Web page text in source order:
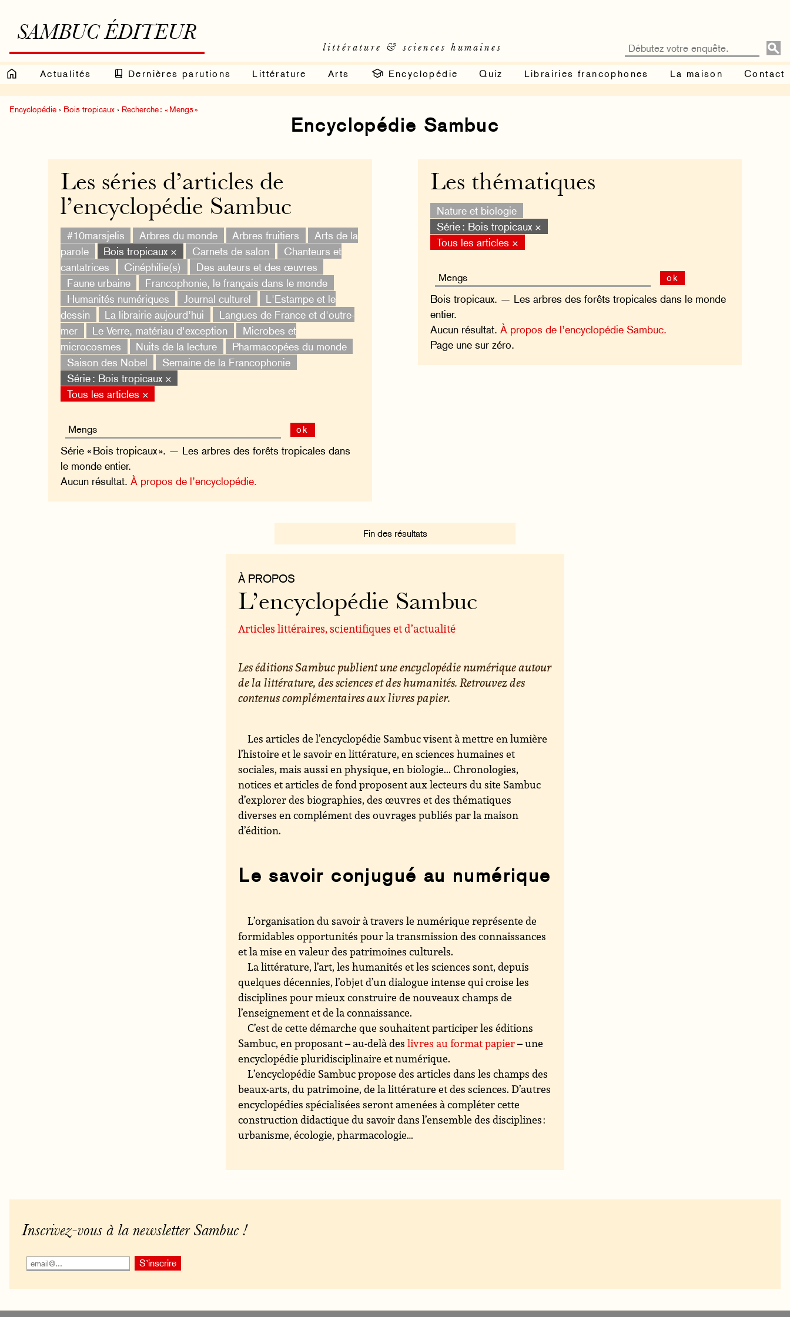
SAMBUC ÉDITEUR
littérature & sciences humaines
Actualités Dernières parutions Littérature Arts Encyclopédie Quiz Librairies francophones La maison Contact
Encyclopédie › Bois tropicaux › Recherche : « Mengs »
Encyclopédie Sambuc
Les thématiques
Nature et biologie
Série : Bois tropicaux ×
Tous les articles ×
ok
Bois tropicaux. — Les arbres des forêts tropicales dans le monde
entier.
Aucun résultat.À propos de l’encyclopédie Sambuc.
Page une sur zéro.
Les séries d’articles de
l’encyclopédie Sambuc
#10marsjelis Arbres du monde Arbres fruitiers
Arts de la
parole
Bois tropicaux × Carnets de salon
Chanteurs et
cantatrices
Cinéphilie(s)
Des auteurs et des œuvres
Faune urbaine
Francophonie, le français dans le monde
Humanités numériques
Journal culturel
L'Estampe et le
dessin
La librairie aujourd’hui
Langues de France et d'outre-
mer
Le Verre, matériau d'exception
Microbes et
microcosmes
Nuits de la lecture
Pharmacopées du monde
Saison des Nobel
Semaine de la Francophonie
Série : Bois tropicaux ×
Tous les articles ×
ok
Série « Bois tropicaux ». — Les arbres des forêts tropicales dans
le monde entier.
Aucun résultat.À propos de l’encyclopédie.
Fin des résultats
À PROPOS
L’encyclopédie Sambuc
Articles littéraires, scientifiques et d’actualité
Les éditions Sambuc publient une encyclopédie numérique autour
de la littérature, des sciences et des humanités. Retrouvez des
contenus complémentaires aux livres papier.
Les articles de l’encyclopédie Sambuc visent à mettre en lumière
l’histoire et le savoir en littérature, en sciences humaines et
sociales, mais aussi en physique, en biologie... Chronologies,
notices et articles de fond proposent aux lecteurs du site Sambuc
d’explorer des biographies, des œuvres et des thématiques
diverses en complément des ouvrages publiés par la maison
d’édition.
Le savoir conjugué au numérique
L’organisation du savoir à travers le numérique représente de
formidables opportunités pour la transmission des connaissances
et la mise en valeur des patrimoines culturels.
La littérature, l’art, les humanités et les sciences sont, depuis
quelques décennies, l’objet d’un dialogue intense qui croise les
disciplines pour mieux construire de nouveaux champs de
l’enseignement et de la connaissance.
C’est de cette démarche que souhaitent participer les éditions
Sambuc, en proposant – au-delà deslivres au format papier– une
encyclopédie pluridisciplinaire et numérique.
L’encyclopédie Sambuc propose des articles dans les champs des
beaux-arts, du patrimoine, de la littérature et des sciences. D’autres
encyclopédies spécialisées seront amenées à compléter cette
construction didactique du savoir dans l’ensemble des disciplines :
urbanisme, écologie, pharmacologie…
Inscrivez-vous à la newsletter Sambuc !